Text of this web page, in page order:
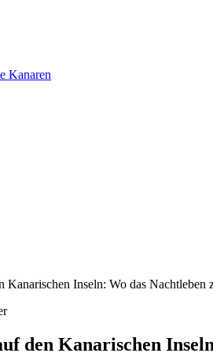
den Kanarischen